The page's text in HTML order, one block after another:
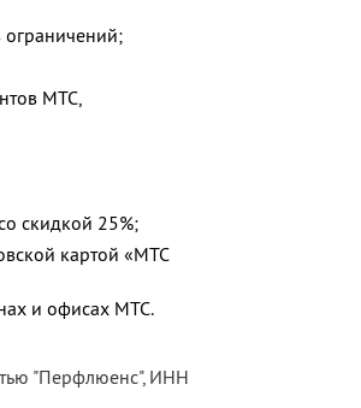
ограничений;
МТС,
скидкой 25%;
картой «МТС
и офисах МТС.
"Перфлюенс", ИНН